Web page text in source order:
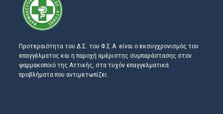
Προτεραιότητα του Δ.Σ. του Φ.Σ.Α. είναι ο εκσυγχρονισμός του
επαγγέλματος και η παροχή αμέριστης συμπαράστασης στον
φαρμακοποιό της Αττικής, στα τυχόν επαγγελματικά
προβλήματα που αντιμετωπίζει.